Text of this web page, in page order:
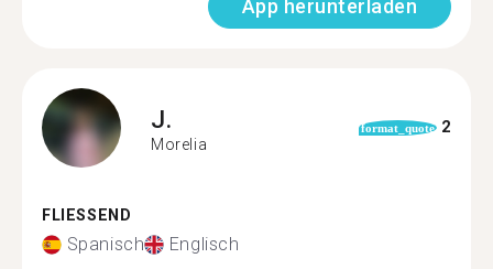
App herunterladen
J.
Morelia
format_quote 2
FLIESSEND
Spanisch Englisch